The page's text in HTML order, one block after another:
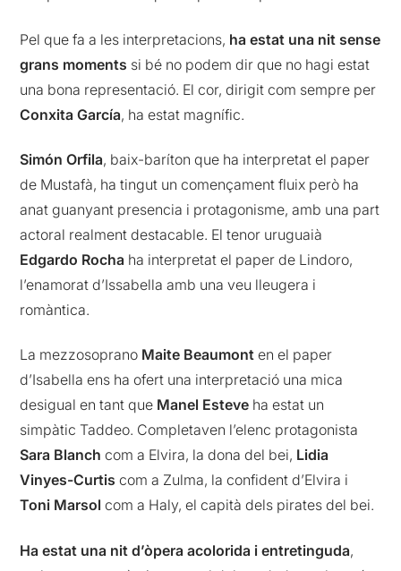
Pel que fa a les interpretacions, ha estat una nit sense
grans moments si bé no podem dir que no hagi estat
una bona representació. El cor, dirigit com sempre per
Conxita García, ha estat magnífic.
Simón Orfila, baix-baríton que ha interpretat el paper
de Mustafà, ha tingut un començament fluix però ha
anat guanyant presencia i protagonisme, amb una part
actoral realment destacable. El tenor uruguaià
Edgardo Rocha ha interpretat el paper de Lindoro,
l’enamorat d’Issabella amb una veu lleugera i
romàntica.
La mezzosoprano Maite Beaumont en el paper
d’Isabella ens ha ofert una interpretació una mica
desigual en tant que Manel Esteve ha estat un
simpàtic Taddeo. Completaven l’elenc protagonista
Sara Blanch com a Elvira, la dona del bei, Lidia
Vinyes-Curtis com a Zulma, la confident d’Elvira i
Toni Marsol com a Haly, el capità dels pirates del bei.
Ha estat una nit d’òpera acolorida i entretinguda,